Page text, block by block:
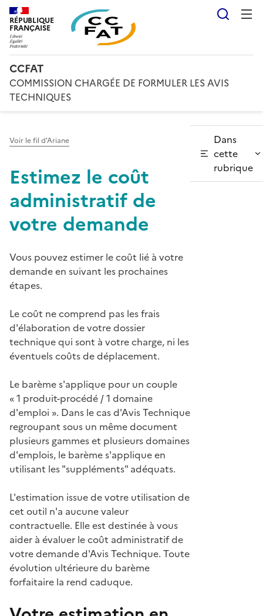
RÉPUBLIQUE
FRANÇAISE
CCFAT
COMMISSION CHARGÉE DE FORMULER LES AVIS
TECHNIQUES
Voir le fil d'Ariane
Estimez le coût
administratif de
votre demande
Vous pouvez estimer le coût lié à votre
demande en suivant les prochaines
étapes.
Le coût ne comprend pas les frais
d'élaboration de votre dossier
technique qui sont à votre charge, ni les
éventuels coûts de déplacement.
Le barème s'applique pour un couple
« 1 produit-procédé / 1 domaine
d'emploi ». Dans le cas d'Avis Technique
regroupant sous un même document
plusieurs gammes et plusieurs domaines
d'emplois, le barème s'applique en
utilisant les "suppléments" adéquats.
L'estimation issue de votre utilisation de
cet outil n'a aucune valeur
contractuelle. Elle est destinée à vous
aider à évaluer le coût administratif de
votre demande d'Avis Technique. Toute
évolution ultérieure du barème
forfaitaire la rend caduque.
Dans
cette
rubrique